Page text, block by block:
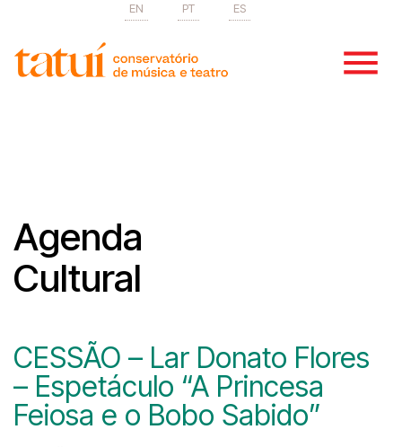
EN PT ES
Agenda
Cultural
CESSÃO – Lar Donato Flores
– Espetáculo “A Princesa
Feiosa e o Bobo Sabido”